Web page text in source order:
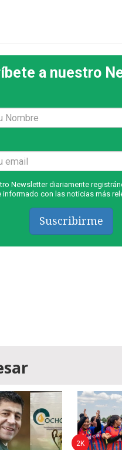
a nuestro
Newsletter diariamente
informado con las noticias más
Suscribirme
2K